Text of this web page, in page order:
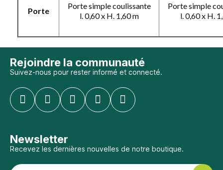
Porte
Porte simple coulissante
l. 0,60 x H. 1,60 m
Porte simple
l. 0,60 x H.
Rejoindre la communauté
Suivez-nous pour rester informé et connecté.
Newsletter
Recevez les dernières nouvelles de notre boutique.